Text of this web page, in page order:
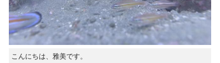
こんにちは、雅美です。